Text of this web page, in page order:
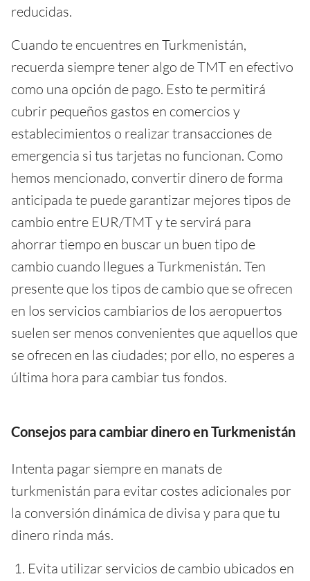
reducidas.
Cuando te encuentres en Turkmenistán,
recuerda siempre tener algo de TMT en efectivo
como una opción de pago. Esto te permitirá
cubrir pequeños gastos en comercios y
establecimientos o realizar transacciones de
emergencia si tus tarjetas no funcionan. Como
hemos mencionado, convertir dinero de forma
anticipada te puede garantizar mejores tipos de
cambio entre EUR/TMT y te servirá para
ahorrar tiempo en buscar un buen tipo de
cambio cuando llegues a Turkmenistán. Ten
presente que los tipos de cambio que se ofrecen
en los servicios cambiarios de los aeropuertos
suelen ser menos convenientes que aquellos que
se ofrecen en las ciudades; por ello, no esperes a
última hora para cambiar tus fondos.
Consejos para cambiar dinero en Turkmenistán
Intenta pagar siempre en manats de
turkmenistán para evitar costes adicionales por
la conversión dinámica de divisa y para que tu
dinero rinda más.
Evita utilizar servicios de cambio ubicados en